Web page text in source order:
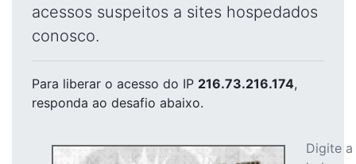
acessos suspeitos a sites hospedados
conosco.
Para liberar o acesso do IP 216.73.216.174,
responda ao desafio abaixo.
Digite